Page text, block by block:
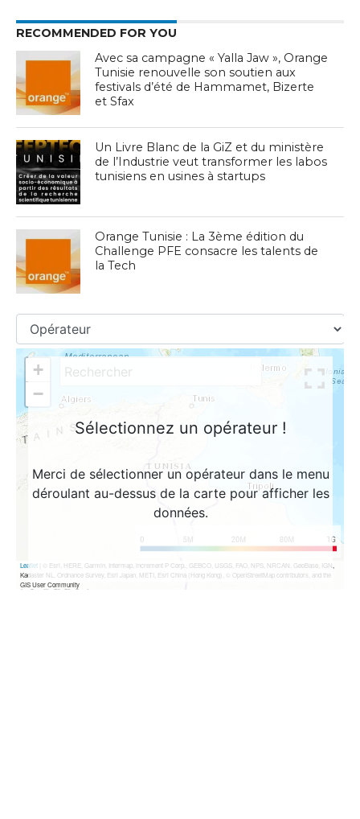
RECOMMENDED FOR YOU
Avec sa campagne « Yalla Jaw », Orange
Tunisie renouvelle son soutien aux
festivals d’été de Hammamet, Bizerte
et Sfax
Un Livre Blanc de la GiZ et du ministère
de l’Industrie veut transformer les labos
tunisiens en usines à startups
Orange Tunisie : La 3ème édition du
Challenge PFE consacre les talents de
la Tech